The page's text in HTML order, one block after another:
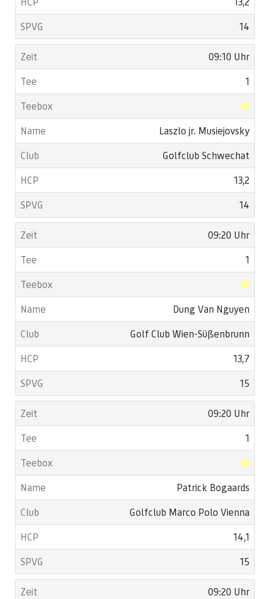
14
09:10 Uhr
1
Laszlo jr. Musiejovsky
Golfclub Schwechat
13,2
14
09:20 Uhr
1
Dung Van Nguyen
Golf Club Wien-Süßenbrunn
13,7
15
09:20 Uhr
1
Patrick Bogaards
Golfclub Marco Polo Vienna
14,1
15
09:20 Uhr